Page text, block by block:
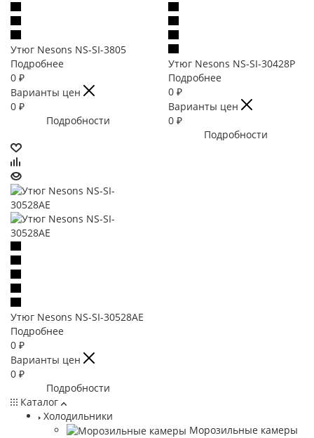
Утюг Nesons NS-SI-3805
Подробнее
0 ₽
Варианты цен
0 ₽
Подробности
Утюг Nesons NS-SI-30428P
Подробнее
0 ₽
Варианты цен
0 ₽
Подробности
Утюг Nesons NS-SI-30528AE
Подробнее
0 ₽
Варианты цен
0 ₽
Подробности
Каталог
Холодильники
Морозильные камеры